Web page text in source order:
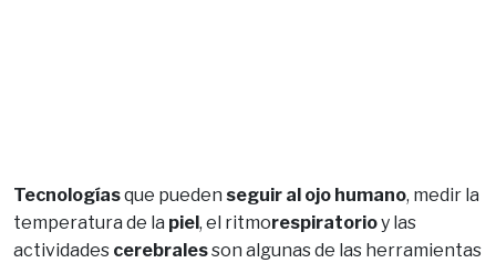
Tecnologíasque pueden seguir al ojo humano, medir la
temperatura de la piel , el ritmorespiratorioy las
actividades cerebralesson algunas de las herramientas